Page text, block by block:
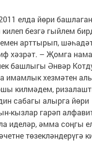
ел­да ­йө­ри
безгә гый­лем
арттырып,
хәзрәт. – Җомга
башлыгы Әнвәр
имамлык хезмәтен
килмәдем,
сабагы алырга йөри
кызлар гарәп
иделәр, әмма соңгы
төзекләндерүгә